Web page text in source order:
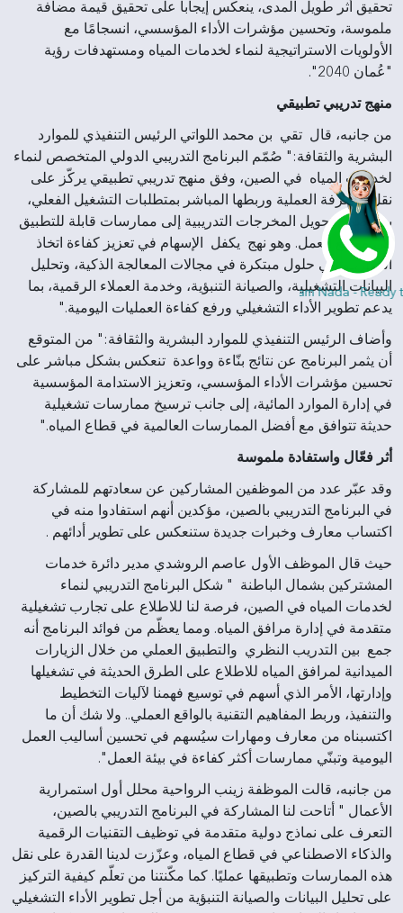
Hi, I am Nada - Ready
تحقيق أثر طويل المدى، ينعكس إيجابا على تحقيق قيمة مضافة
ملموسة، وتحسين مؤشرات الأداء المؤسسي، انسجامًا مع
الأولويات الاستراتيجية لنماء لخدمات المياه ومستهدفات رؤية
"عُمان 2040".
منهج تدريبي تطبيقي
من جانبه، قال تقي بن محمد اللواتي الرئيس التنفيذي للموارد
البشرية والثقافة:" صُمّم البرنامج التدريبي الدولي المتخصص لنماء
لخدمات المياه في الصين، وفق منهج تدريبي تطبيقي يركّز على
نقل المعرفة العملية وربطها المباشر بمتطلبات التشغيل الفعلي،
بما يضمن تحويل المخرجات التدريبية إلى ممارسات قابلة للتطبيق
في مواقع العمل. وهو نهج يكفل الإسهام في تعزيز كفاءة اتخاذ
القرار، وتبنّي حلول مبتكرة في مجالات المعالجة الذكية، وتحليل
البيانات التشغيلية، والصيانة التنبؤية، وخدمة العملاء الرقمية، بما
يدعم تطوير الأداء التشغيلي ورفع كفاءة العمليات اليومية."
وأضاف الرئيس التنفيذي للموارد البشرية والثقافة:" من المتوقع
أن يثمر البرنامج عن نتائج بنّاءة وواعدة تنعكس بشكل مباشر على
تحسين مؤشرات الأداء المؤسسي، وتعزيز الاستدامة المؤسسية
في إدارة الموارد المائية، إلى جانب ترسيخ ممارسات تشغيلية
حديثة تتوافق مع أفضل الممارسات العالمية في قطاع المياه."
أثر فعّال واستفادة ملموسة
وقد عبّر عدد من الموظفين المشاركين عن سعادتهم للمشاركة
في البرنامج التدريبي بالصين، مؤكدين أنهم استفادوا منه في
اكتساب معارف وخبرات جديدة ستنعكس على تطوير أدائهم .
حيث قال الموظف الأول عاصم الروشدي مدير دائرة خدمات
المشتركين بشمال الباطنة " شكل البرنامج التدريبي لنماء
لخدمات المياه في الصين، فرصة لنا للاطلاع على تجارب تشغيلية
متقدمة في إدارة مرافق المياه. ومما يعظّم من فوائد البرنامج أنه
جمع بين التدريب النظري والتطبيق العملي من خلال الزيارات
الميدانية لمرافق المياه للاطلاع على الطرق الحديثة في تشغيلها
وإدارتها، الأمر الذي أسهم في توسيع فهمنا لآليات التخطيط
والتنفيذ، وربط المفاهيم التقنية بالواقع العملي.. ولا شك أن ما
اكتسبناه من معارف ومهارات سيُسهم في تحسين أساليب العمل
اليومية وتبنّي ممارسات أكثر كفاءة في بيئة العمل".
من جانبه، قالت الموظفة زينب الرواحية محلل أول استمرارية
الأعمال " أتاحت لنا المشاركة في البرنامج التدريبي بالصين،
التعرف على نماذج دولية متقدمة في توظيف التقنيات الرقمية
والذكاء الاصطناعي في قطاع المياه، وعزّزت لدينا القدرة على نقل
هذه الممارسات وتطبيقها عمليًا. كما مكّنتنا من تعلّم كيفية التركيز
على تحليل البيانات والصيانة التنبؤية من أجل تطوير الأداء التشغيلي